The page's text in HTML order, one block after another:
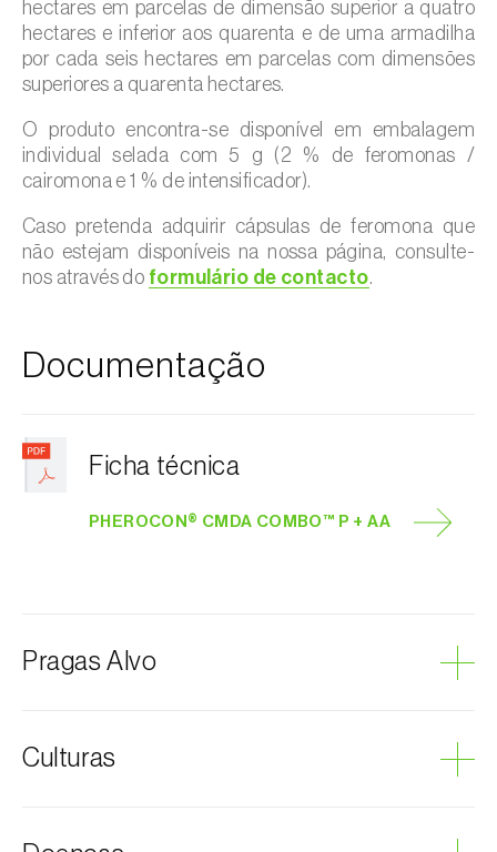
hectares em parcelas de dimensão superior a quatro
hectares e inferior aos quarenta e de uma armadilha
por cada seis hectares em parcelas com dimensões
superiores a quarenta hectares.
O produto encontra-se disponível em embalagem
individual selada com 5 g (2 % de feromonas /
cairomona e 1 % de intensificador).
Caso pretenda adquirir cápsulas de feromona que
não estejam disponíveis na nossa página, consulte-
nos através do formulário de contacto.
Documentação
Ficha técnica
PHEROCON® CMDA COMBO™ P + AA
Pragas Alvo
Culturas